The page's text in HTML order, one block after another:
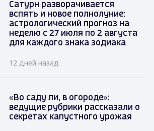
Сатурн разворачивается
вспять и новое полнолуние:
астрологический прогноз на
неделю с 27 июля по 2 августа
для каждого знака зодиака
12 дней назад
«Во саду ли, в огороде»:
ведущие рубрики рассказали о
секретах капустного урожая